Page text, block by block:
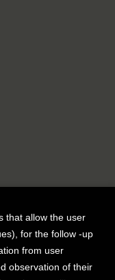
that allow the user
for the follow -up
from user
observation of their